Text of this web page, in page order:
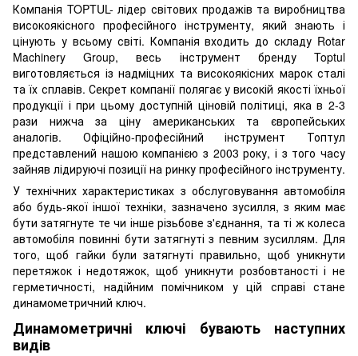
Компанія TOPTUL- лідер світових продажів та виробництва
високоякісного професійного інструменту, який знають і
цінують у всьому світі. Компанія входить до складу Rotar
Machinery Group, весь інструмент бренду Toptul
виготовляється із надміцних та високоякісних марок сталі
та їх сплавів. Секрет компанії полягає у високій якості їхньої
продукції і при цьому доступній ціновій політиці, яка в 2-3
рази нижча за ціну американських та європейських
аналогів. Офіційно-професійний інструмент Топтул
представлений нашою компанією з 2003 року, і з того часу
зайняв лідируючі позиції на ринку професійного інструменту.
У технічних характеристиках з обслуговування автомобіля
або будь-якої іншої техніки, зазначено зусилля, з яким має
бути затягнуте те чи інше різьбове з'єднання, та ті ж колеса
автомобіля повинні бути затягнуті з певним зусиллям. Для
того, щоб гайки були затягнуті правильно, щоб уникнути
перетяжок і недотяжок, щоб уникнути розбовтаності і не
герметичності, надійним помічником у цій справі стане
динамометричний ключ.
Динамометричні ключі бувають наступних
видів